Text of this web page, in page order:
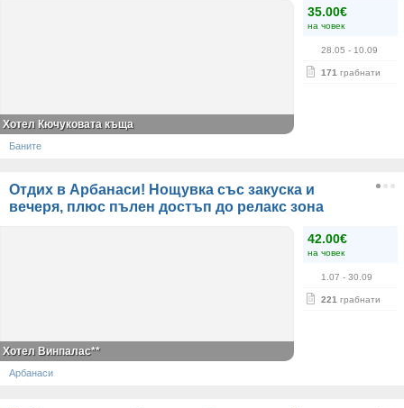
35.00€
на човек
28.05 - 10.09
171 грабнати
Хотел Кючуковата къща
Баните
Отдих в Арбанаси! Нощувка със закуска и
вечеря, плюс пълен достъп до релакс зона
42.00€
на човек
1.07 - 30.09
221 грабнати
Хотел Винпалас**
Арбанаси